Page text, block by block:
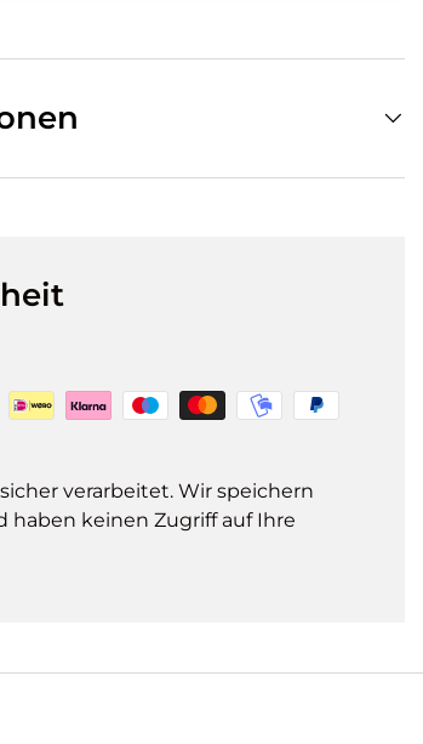
verarbeitet. Wir speichern
keinen Zugriff auf Ihre